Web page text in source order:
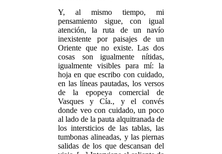
Y, al mismo tiempo, mi
pensamiento sigue, con igual
atención, la ruta de un navío
inexistente por paisajes de un
Oriente que no existe. Las dos
cosas son igualmente nítidas,
igualmente visibles para mí: la
hoja en que escribo con cuidado,
en las líneas pautadas, los versos
de la epopeya comercial de
Vasques y Cía., y el convés
donde veo con cuidado, un poco
al lado de la pauta alquitranada de
los intersticios de las tablas, las
tumbonas alineadas, y las piernas
salidas de los que descansan del